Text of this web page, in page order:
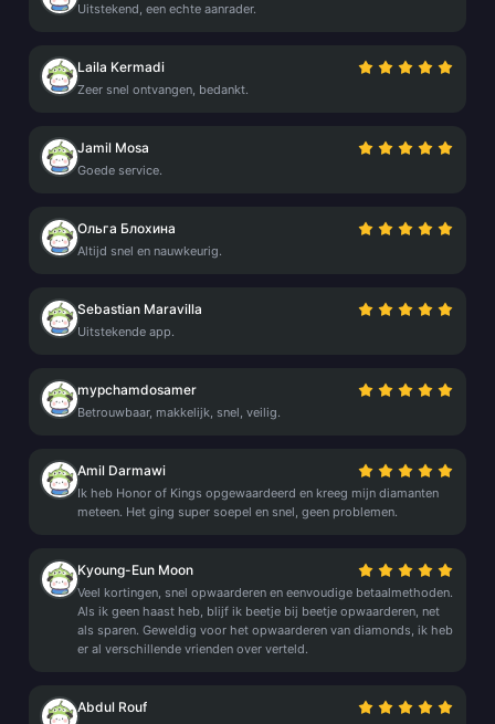
Uitstekend, een echte aanrader.
Laila Kermadi
Zeer snel ontvangen, bedankt.
Jamil Mosa
Goede service.
Ольга Блохина
Altijd snel en nauwkeurig.
Sebastian Maravilla
Uitstekende app.
mypchamdosamer
Betrouwbaar, makkelijk, snel, veilig.
Amil Darmawi
Ik heb Honor of Kings opgewaardeerd en kreeg mijn diamanten
meteen. Het ging super soepel en snel, geen problemen.
Kyoung-Eun Moon
Veel kortingen, snel opwaarderen en eenvoudige betaalmethoden.
Als ik geen haast heb, blijf ik beetje bij beetje opwaarderen, net
als sparen. Geweldig voor het opwaarderen van diamonds, ik heb
er al verschillende vrienden over verteld.
Abdul Rouf